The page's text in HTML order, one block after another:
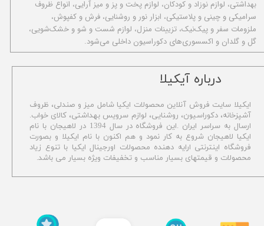
​درباره آیکیلا
ایکیلا سایت فروش آنلاین محصولات ایکیا شامل میز و صندلی، ظروف
آشپزخانه، دکوراسیون، روشنایی، لوازم سرویس بهداشتی، کالای خواب.
ارسال به سراسر ایران .این فروشگاه در سال 1394 در لاهیجان با نام
ایکیا لاهیجان شروع به کار نمود و هم اکنون با نام ایکیلا و بصورت
فروشگاه اینترنتی ارایه دهنده محصولات اورجینال ایکیا با تنوع زیاد
محصولات و قیمتهای بسیار مناسب و تخفیفات ویژه بسیار می باشد.
بهداشتی، لوازم نوزاد و کودکان، لوازم پخت و پز و میز آرایی، انواع ظروف
سرامیکی و چینی و پلاستیکی، ابزار نور و روشنایی، فرش و کفپوش،
ملزومات سفر و پیک‌نیک، تزیینات منزل، لوازم شست و شو و خشک‌شویی،
گل و گلدان و اکسسوری‌های دکوراسیون داخلی می‌شود.